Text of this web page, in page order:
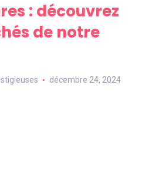
: découvrez
de notre
décembre 24, 2024